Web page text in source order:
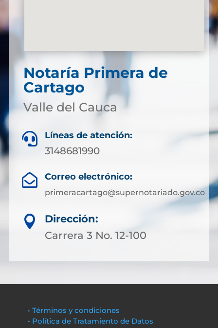
Notaría Primera de
Cartago
Valle del Cauca
 Líneas de atención:
3148681990
 Correo electrónico:
primeracartago@supernotariado.gov.co

Dirección:
Carrera 3 No. 12-100
• Términos y condiciones
• Política de Tratamiento de Datos